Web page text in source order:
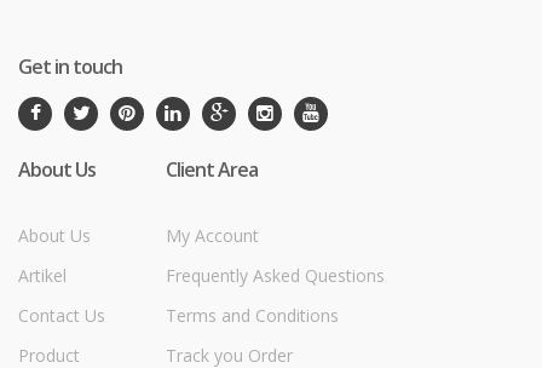
Get in touch
About Us
About Us
Artikel
Contact Us
Product
Client Area
My Account
Frequently Asked Questions
Terms and Conditions
Track you Order